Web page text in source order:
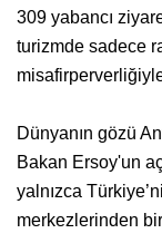
309 yabancı
turizmde sadece
Dünyanın gözü
Bakan Ersoy'un
yalnızca
merkezlerinden